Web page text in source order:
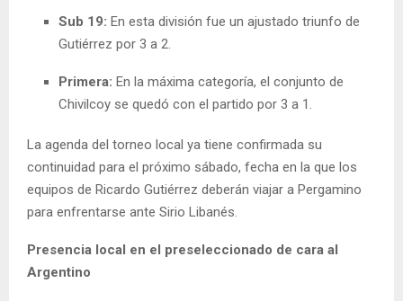
Sub 19: En esta división fue un ajustado triunfo de
Gutiérrez por 3 a 2.
Primera: En la máxima categoría, el conjunto de
Chivilcoy se quedó con el partido por 3 a 1.
La agenda del torneo local ya tiene confirmada su
continuidad para el próximo sábado, fecha en la que los
equipos de Ricardo Gutiérrez deberán viajar a Pergamino
para enfrentarse ante Sirio Libanés.
Presencia local en el preseleccionado de cara al
Argentino